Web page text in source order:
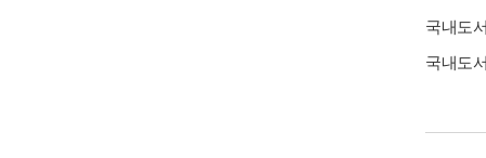
국내도
국내도